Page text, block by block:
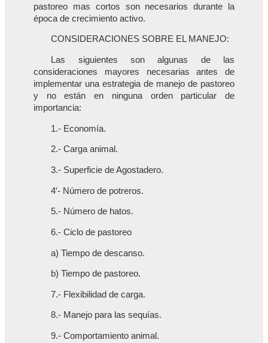
pastoreo mas cortos son necesarios durante la
época de crecimiento activo.
CONSIDERACIONES SOBRE EL MANEJO:
Las siguientes son algunas de las
consideraciones mayores necesarias antes de
implementar una estrategia de manejo de pastoreo
y no están en ninguna orden particular de
importancia:
1.- Economía.
2.- Carga animal.
3.- Superficie de Agostadero.
4′- Número de potreros.
5.- Número de hatos.
6.- Ciclo de pastoreo
a) Tiempo de descanso.
b) Tiempo de pastoreo.
7.- Flexibilidad de carga.
8.- Manejo para las sequías.
9.- Comportamiento animal.